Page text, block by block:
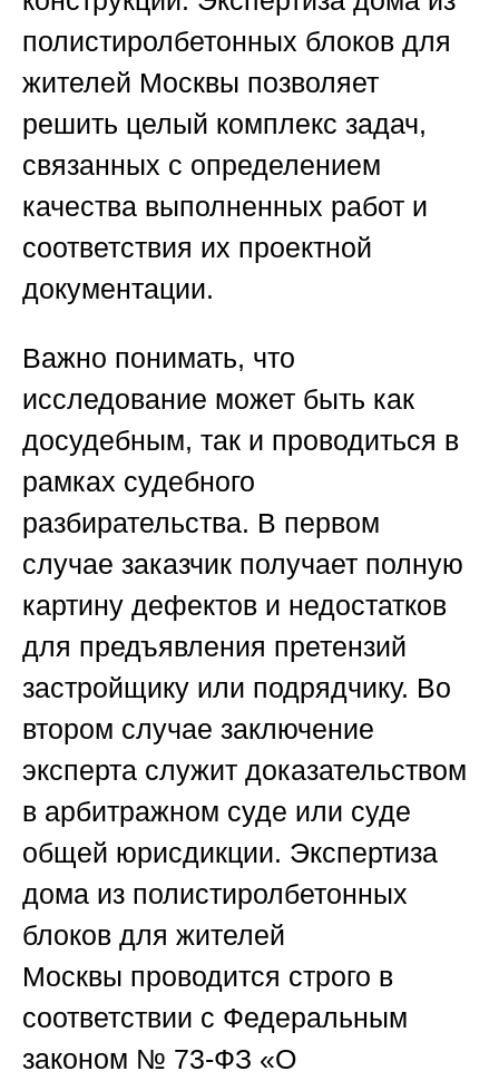
полистиролбетонных блоков для
жителей Москвы позволяет
решить целый комплекс задач,
связанных с определением
качества выполненных работ и
соответствия их проектной
документации.
Важно понимать, что
исследование может быть как
досудебным, так и проводиться в
рамках судебного
разбирательства. В первом
случае заказчик получает полную
картину дефектов и недостатков
для предъявления претензий
застройщику или подрядчику. Во
втором случае заключение
эксперта служит доказательством
в арбитражном суде или суде
общей юрисдикции. Экспертиза
дома из полистиролбетонных
блоков для жителей
Москвы проводится строго в
соответствии с Федеральным
законом № 73-ФЗ «О